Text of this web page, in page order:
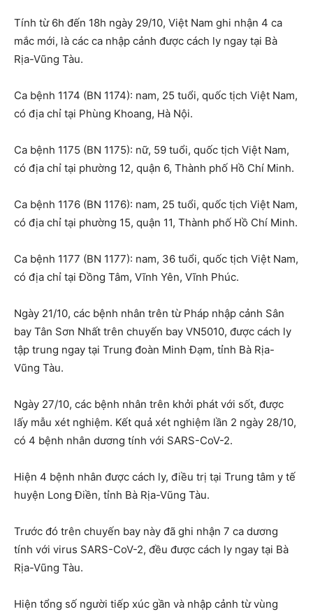
Tính từ 6h đến 18h ngày 29/10, Việt Nam ghi nhận 4 ca
mắc mới, là các ca nhập cảnh được cách ly ngay tại Bà
Rịa-Vũng Tàu.
Ca bệnh 1174 (BN 1174): nam, 25 tuổi, quốc tịch Việt Nam,
có địa chỉ tại Phùng Khoang, Hà Nội.
Ca bệnh 1175 (BN 1175): nữ, 59 tuổi, quốc tịch Việt Nam,
có địa chỉ tại phường 12, quận 6, Thành phố Hồ Chí Minh.
Ca bệnh 1176 (BN 1176): nam, 25 tuổi, quốc tịch Việt Nam,
có địa chỉ tại phường 15, quận 11, Thành phố Hồ Chí Minh.
Ca bệnh 1177 (BN 1177): nam, 36 tuổi, quốc tịch Việt Nam,
có địa chỉ tại Đồng Tâm, Vĩnh Yên, Vĩnh Phúc.
Ngày 21/10, các bệnh nhân trên từ Pháp nhập cảnh Sân
bay Tân Sơn Nhất trên chuyến bay VN5010, được cách ly
tập trung ngay tại Trung đoàn Minh Đạm, tỉnh Bà Rịa-
Vũng Tàu.
Ngày 27/10, các bệnh nhân trên khởi phát với sốt, được
lấy mẫu xét nghiệm. Kết quả xét nghiệm lần 2 ngày 28/10,
có 4 bệnh nhân dương tính với SARS-CoV-2.
Hiện 4 bệnh nhân được cách ly, điều trị tại Trung tâm y tế
huyện Long Điền, tỉnh Bà Rịa-Vũng Tàu.
Trước đó trên chuyến bay này đã ghi nhận 7 ca dương
tính với virus SARS-CoV-2, đều được cách ly ngay tại Bà
Rịa-Vũng Tàu.
Hiện tổng số người tiếp xúc gần và nhập cảnh từ vùng